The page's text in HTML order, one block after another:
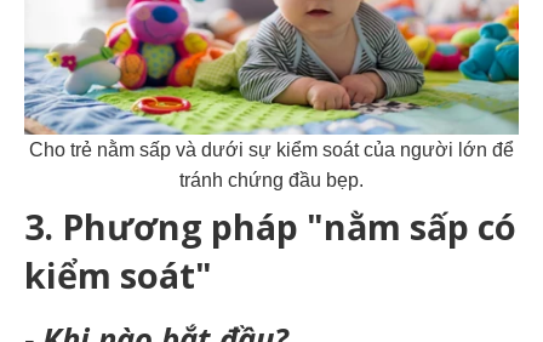
Cho trẻ nằm sấp và dưới sự kiểm soát của người lớn để
tránh chứng đầu bẹp.
3. Phương pháp "nằm sấp có
kiểm soát"